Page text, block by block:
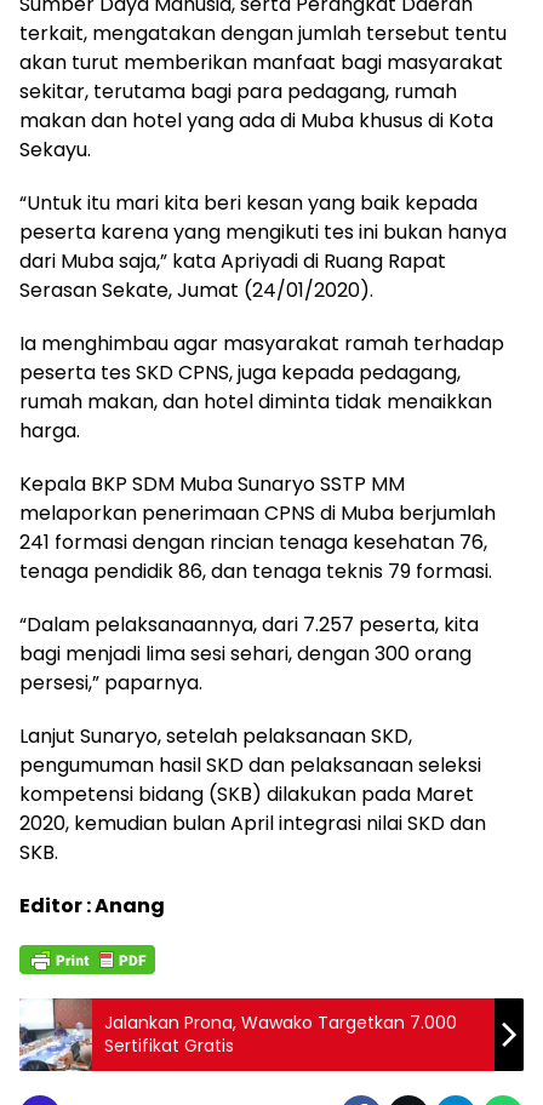
terkait, mengatakan dengan jumlah tersebut tentu
akan turut memberikan manfaat bagi masyarakat
sekitar, terutama bagi para pedagang, rumah
makan dan hotel yang ada di Muba khusus di Kota
Sekayu.
“Untuk itu mari kita beri kesan yang baik kepada
peserta karena yang mengikuti tes ini bukan hanya
dari Muba saja,” kata Apriyadi di Ruang Rapat
Serasan Sekate, Jumat (24/01/2020).
Ia menghimbau agar masyarakat ramah terhadap
peserta tes SKD CPNS, juga kepada pedagang,
rumah makan, dan hotel diminta tidak menaikkan
harga.
Kepala BKP SDM Muba Sunaryo SSTP MM
melaporkan penerimaan CPNS di Muba berjumlah
241 formasi dengan rincian tenaga kesehatan 76,
tenaga pendidik 86, dan tenaga teknis 79 formasi.
“Dalam pelaksanaannya, dari 7.257 peserta, kita
bagi menjadi lima sesi sehari, dengan 300 orang
persesi,” paparnya.
Lanjut Sunaryo, setelah pelaksanaan SKD,
pengumuman hasil SKD dan pelaksanaan seleksi
kompetensi bidang (SKB) dilakukan pada Maret
2020, kemudian bulan April integrasi nilai SKD dan
SKB.
Editor : Anang
Jalankan Prona, Wawako Targetkan 7.000
Sertifikat Gratis